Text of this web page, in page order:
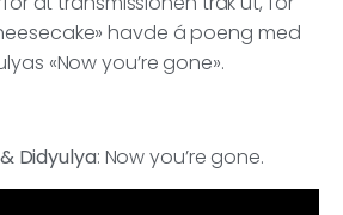
havde á poeng med
«Now you’re gone».
Didyulya: Now you’re gone.